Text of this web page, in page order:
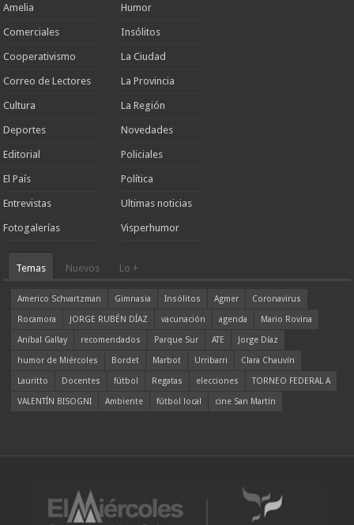
Amelia
Comerciales
Cooperativismo
Correo de Lectores
Cultura
Deportes
Editorial
El País
Entrevistas
Fotogalerías
Humor
Insólitos
La Ciudad
La Provincia
La Región
Novedades
Policiales
Política
Ultimas noticias
Visperhumor
Temas Nuevos Lo +
Americo Schvartzman Gimnasia Insólitos Agmer
Coronavirus
Rocamora
JORGE RUBÉN DÍAZ vacunación agenda
Mario Rovina
Aníbal Gallay
recomendados Parque Sur ATE
Jorge Díaz
humor de Miércoles
Bordet Marbot Urribarri
Clara Chauvín
Lauritto
Docentes fútbol Regatas elecciones
TORNEO FEDERAL A
VALENTÍN BISOGNI
Ambiente fútbol local cine San Martín